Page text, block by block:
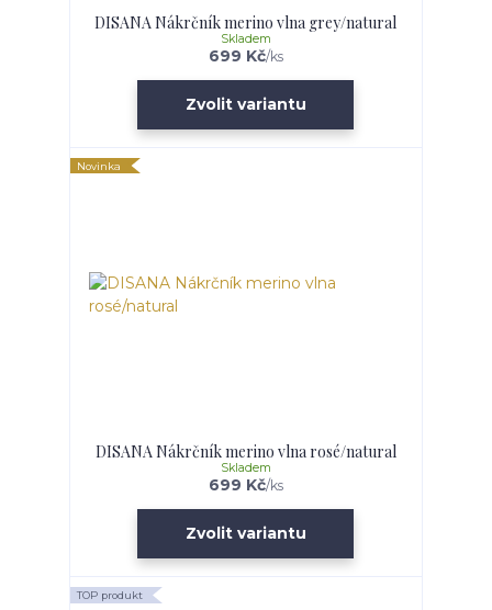
DISANA Nákrčník merino vlna grey/natural
699 Kč/ks
Skladem
Zvolit variantu
Novinka
DISANA Nákrčník merino vlna rosé/natural
699 Kč/ks
Skladem
Zvolit variantu
TOP produkt